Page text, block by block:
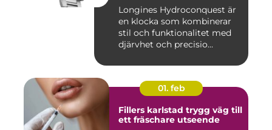
Longines Hydroconquest är
en klocka som kombinerar
stil och funktionalitet med
djärvhet och precisio...
01. feb
Fillers karlstad trygg väg till
ett fräschare utseende